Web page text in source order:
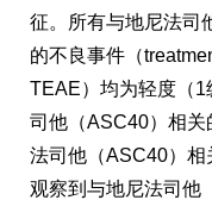
征。所有与地尼法司
的不良事件（
TEAE）均为轻度（
司他（ASC40）相
法司他（ASC40）
观察到与地尼法司他